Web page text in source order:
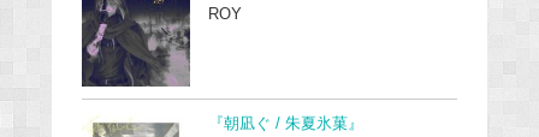
ROY
『朝凪ぐ / 朱夏氷菓』